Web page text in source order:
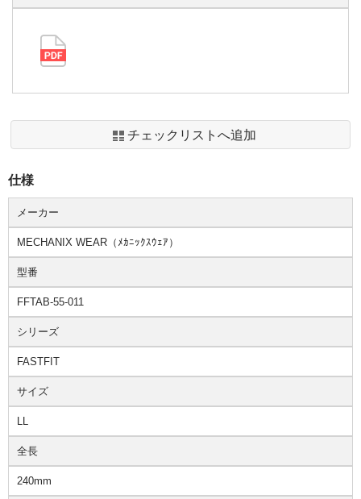
チェックリストへ追加
仕様
メーカー
MECHANIX WEAR（ﾒｶﾆｯｸｽｳｪｱ）
型番
FFTAB-55-011
シリーズ
FASTFIT
サイズ
LL
全長
240mm